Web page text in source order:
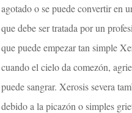
agotado o se puede convertir en
que debe ser tratada por un
que puede empezar tan simple
cuando el cielo da comezón,
puede sangrar. Xerosis severa
debido a la picazón o simples